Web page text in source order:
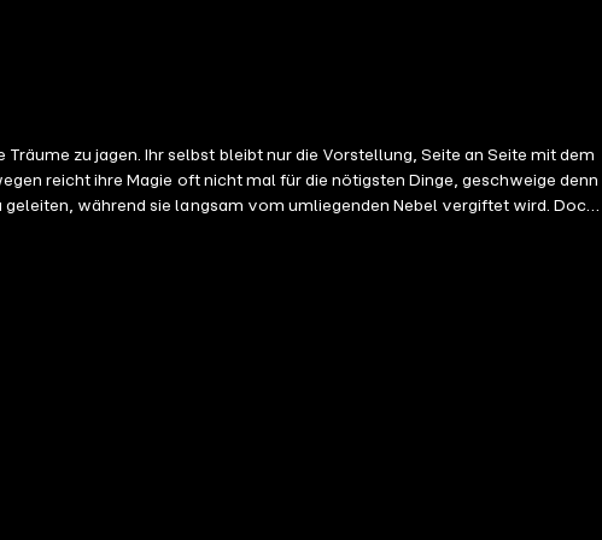
zu jagen. Ihr selbst bleibt nur die Vorstellung, Seite an Seite mit dem
reicht ihre Magie oft nicht mal für die nötigsten Dinge, geschweige denn
während sie langsam vom umliegenden Nebel vergiftet wird. Doch